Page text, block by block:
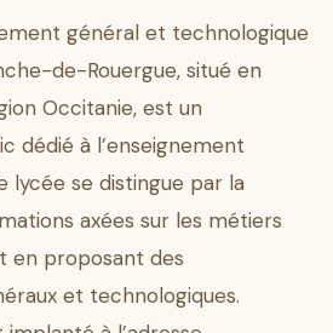
général et technologique
de-Rouergue, situé en
Occitanie, est un
dédié à l’enseignement
lycée se distingue par la
axées sur les métiers
en proposant des
et technologiques.